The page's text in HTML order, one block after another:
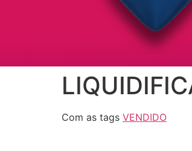
Com as tags VENDIDO